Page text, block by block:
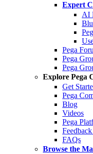
Expert
AI
Pega
Pega
Pega
Explore Pega
Get
Pega
Blog
Videos
Pega
FAQs
Browse the